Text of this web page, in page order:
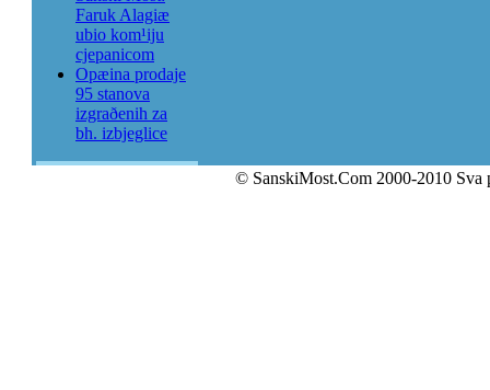
Faruk Alagiæ
ubio kom¹iju
cjepanicom
Opæina prodaje
95 stanova
izgraðenih za
bh. izbjeglice
© SanskiMost.Com 2000-2010